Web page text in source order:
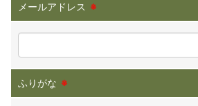
メールアドレス ※
ふりがな ※